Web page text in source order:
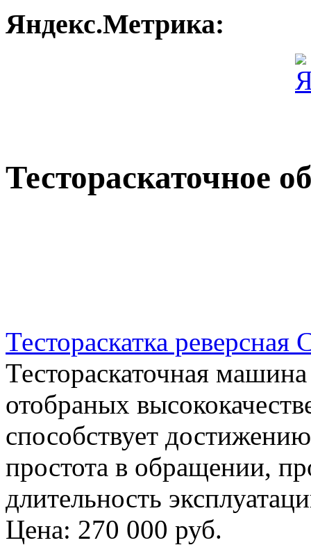
Яндекс.Метрика:
Тестораскаточное
Тестораскатка
Тестораскаточная
отобраных
способствует
простота в обращении,
длительность
Цена: 270 000 руб.